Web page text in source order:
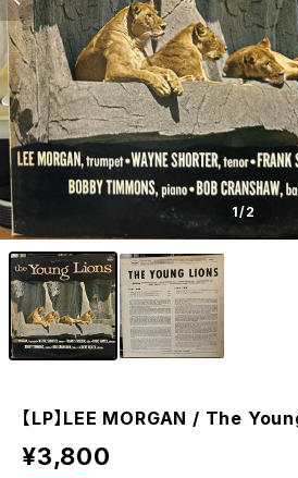
1/2
【LP】LEE MORGAN / The
¥3,800